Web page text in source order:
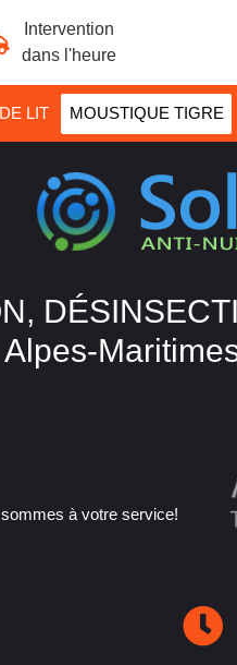
Intervention
dans l'heure
LIT MOUSTIQUE TIGRE
Alpes-
à votre service!